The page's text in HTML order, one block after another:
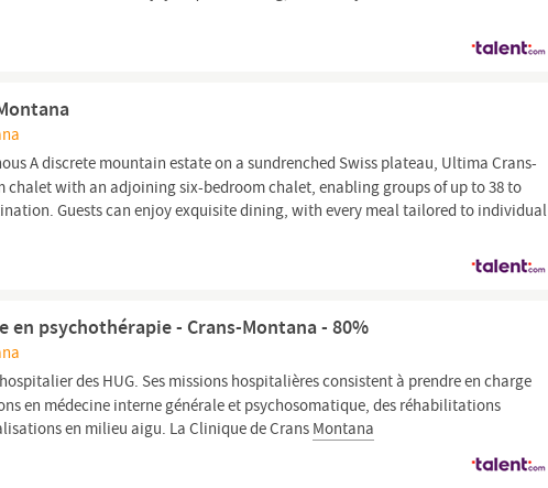
A discrete mountain estate on a sundrenched Swiss plateau, Ultima Crans-
chalet with an adjoining six-bedroom chalet, enabling groups of up to 38 to
Guests can enjoy exquisite dining, with every meal tailored to individual
en psychothérapie - Crans-Montana - 80%
des HUG. Ses missions hospitalières consistent à prendre en charge
en médecine interne générale et psychosomatique, des réhabilitations
en milieu aigu. La Clinique de Crans Montana